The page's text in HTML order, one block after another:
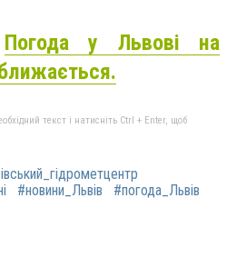
Погода у Львові на
текст і натисніть Ctrl + Enter, щоб
#новини_Львів
#погода_Львів